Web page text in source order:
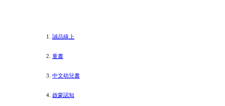
誠品線上
童書
中文幼兒書
啟蒙認知